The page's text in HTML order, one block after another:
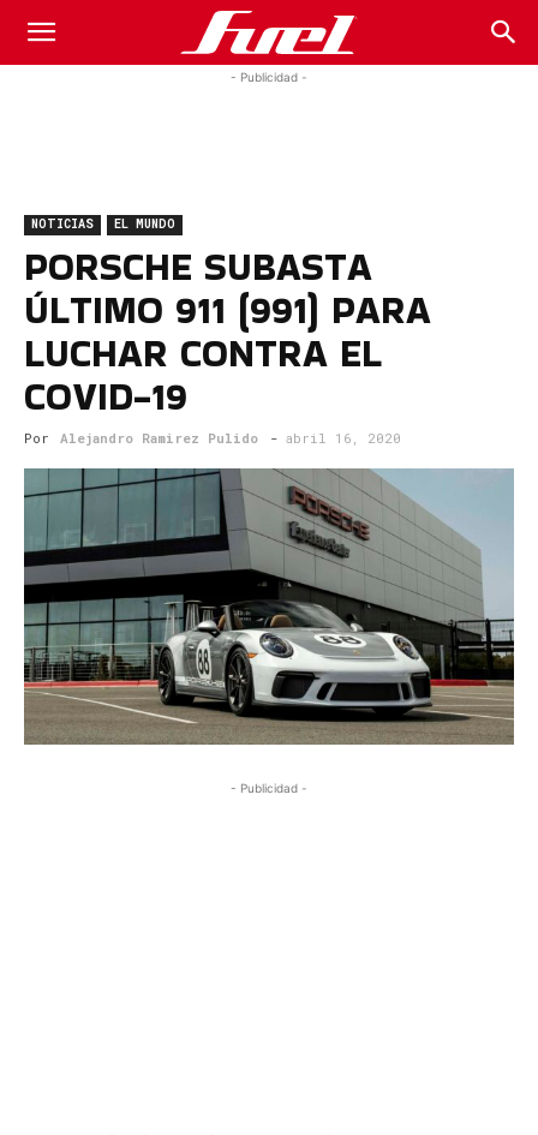
Fuel
Magazine
- Publicidad -
NOTICIAS EL MUNDO
PORSCHE SUBASTA
ÚLTIMO 911 (991) PARA
LUCHAR CONTRA EL
COVID-19
Por Alejandro Ramirez Pulido - abril 16, 2020
- Publicidad -